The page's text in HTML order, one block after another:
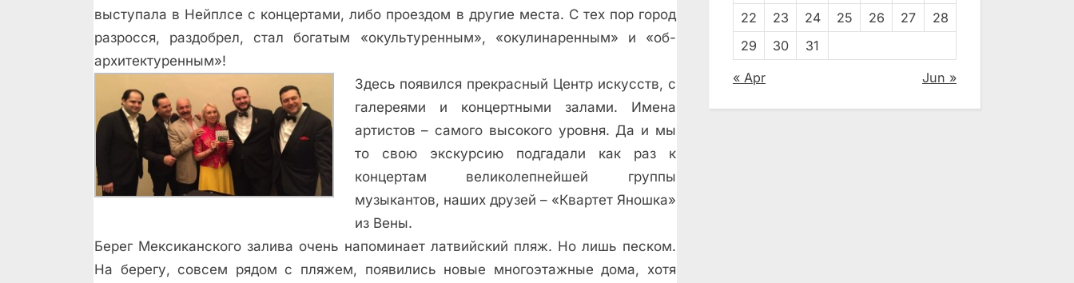
выступала в Нейплсе с концертами, либо проездом в другие места. С тех пор город
разросся, раздобрел, стал богатым «окультуренным», «окулинаренным» и «об-
архитектуренным»!
Здесь появился прекрасный Центр искусств, с
галереями и концертными залами. Имена
артистов – самого высокого уровня. Да и мы
то свою экскурсию подгадали как раз к
концертам великолепнейшей группы
музыкантов, наших друзей – «Квартет Янoшка»
из Вены.
Берег Мексиканского залива очень напоминает латвийский пляж. Но лишь песком.
На берегу, совсем рядом с пляжем, появились новые многоэтажные дома, хотя
22
23 24 25 26 27
28
29
30 31
« Apr Jun »